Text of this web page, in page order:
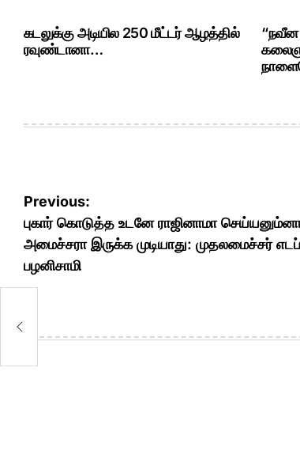
கடலுக்கு அடியில 250 மீட்டர் ஆழத்தில்
ரவுண்டானா…
“நவீன
Post
navigation
Previous:
புகார் கொடுத்த உடனே ராஜினாமா
அமைச்சரா இருக்க முடியாது: முதலமைச்சர்
பழனிசாமி